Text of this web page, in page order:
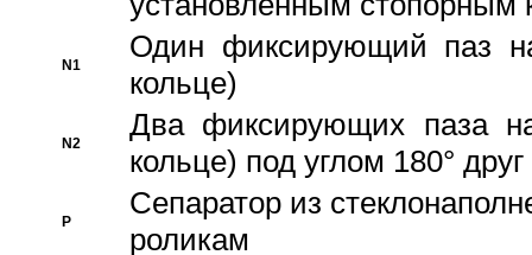
N1
Один фиксирующий паз
кольце)
N2
Два фиксирующих паза
кольце) под углом 180° друг
P
Cепаратор из
роликам